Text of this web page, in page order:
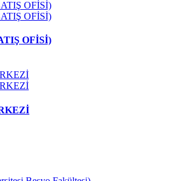
OFİSİ)